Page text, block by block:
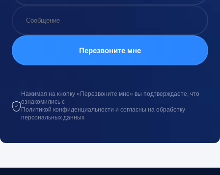
Нажимая на кнопку «Перезвоните мне» вы подтверждаете, что
ознакомились с
Политикой конфиденциальности и согласны на обработку
персональных данных